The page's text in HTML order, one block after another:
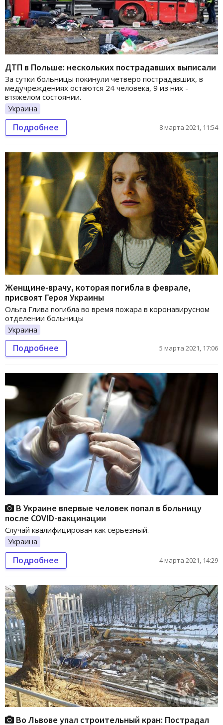
ДТП в Польше: нескольких пострадавших выписали
За сутки больницы покинули четверо пострадавших, в
медучреждениях остаются 24 человека, 9 из них -
втяжелом состоянии.
Украина
Подробнее 8 марта 2021, 11:54
Женщине-врачу, которая погибла в феврале,
присвоят Героя Украины
Ольга Глива погибла во время пожара в коронавирусном
отделении больницы
Украина
Подробнее 5 марта 2021, 17:06
В Украине впервые человек попал в больницу
после COVID-вакцинации
Случай квалифицирован как серьезный.
Украина
Подробнее 4 марта 2021, 14:29
Во Львове упал строительный кран: Пострадал